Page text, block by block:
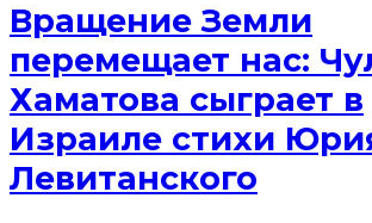
Вращение Земли
перемещает нас:
Хаматова сыграет в
Израиле стихи
Левитанского